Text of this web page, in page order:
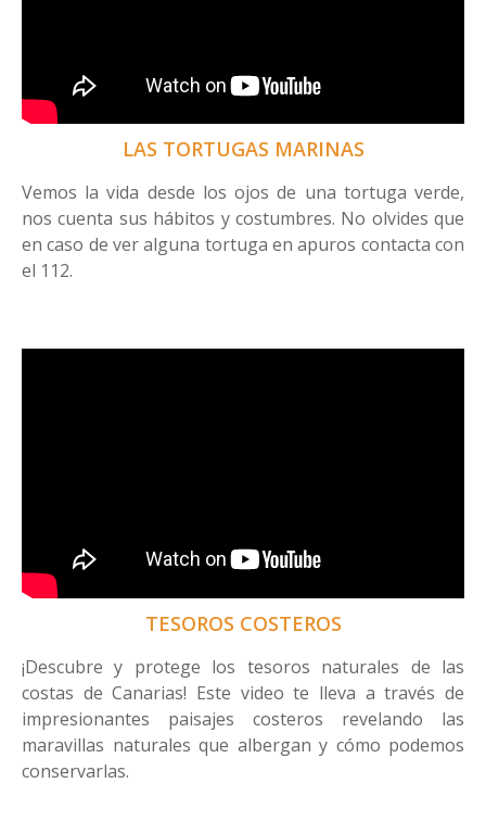
LAS TORTUGAS MARINAS
Vemos la vida desde los ojos de una tortuga verde,
nos cuenta sus hábitos y costumbres. No olvides que
en caso de ver alguna tortuga en apuros contacta con
el 112.
TESOROS COSTEROS
¡Descubre y protege los tesoros naturales de las
costas de Canarias! Este video te lleva a través de
impresionantes paisajes costeros revelando las
maravillas naturales que albergan y cómo podemos
conservarlas.